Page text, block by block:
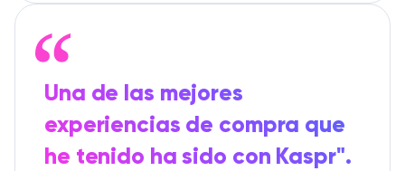
Una de las mejores
experiencias de compra que
he tenido ha sido con Kaspr".